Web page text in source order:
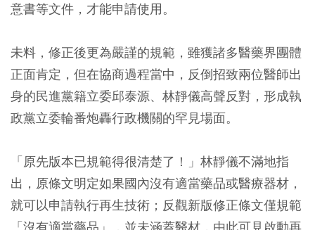
意書等文件，才能申請使用。
未料，修正後更為嚴謹的規範，雖獲諸多醫藥界團體
正面肯定，但在協商過程當中，反倒招致兩位醫師出
身的民進黨籍立委邱泰源、林靜儀高聲反對，形成執
政黨立委輪番炮轟行政機關的罕見場面。
「原先版本已規範得很清楚了！」林靜儀不滿地指
出，原條文明定如果國內沒有適當藥品或醫療器材，
就可以申請執行再生技術；反觀新版修正條文僅規範